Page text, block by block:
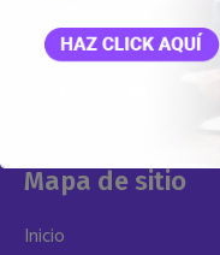
Mapa de sitio
Inicio